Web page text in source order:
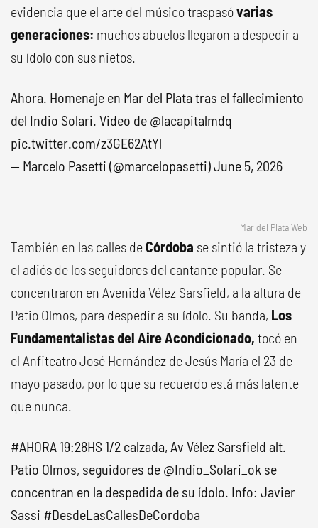
evidencia que el arte del músico traspasóvarias
generaciones: muchos abuelos llegaron a despedir a
su ídolo con sus nietos.
Ahora. Homenaje en Mar del Plata tras el fallecimiento
del Indio Solari. Video de @lacapitalmdq
pic.twitter.com/z3GE62AtYl
— Marcelo Pasetti (@marcelopasetti)June 5, 2026
Mar del Plata Web
También en las calles deCórdoba se sintió la tristeza y
el adiós de los seguidores del cantante popular. Se
concentraron en Avenida Vélez Sarsfield, a la altura de
Patio Olmos, para despedir a su ídolo. Su banda, Los
Fundamentalistas del Aire Acondicionado, tocó en
el Anfiteatro José Hernández de Jesús María el 23 de
mayo pasado, por lo que su recuerdo está más latente
que nunca.
#AHORA19:28HS 1/2 calzada, Av Vélez Sarsfield alt.
Patio Olmos, seguidores de @Indio_Solari_ok se
concentran en la despedida de su ídolo. Info: Javier
Sassi #DesdeLasCallesDeCordoba